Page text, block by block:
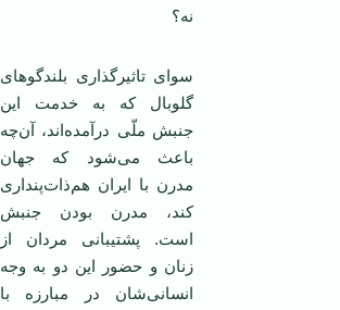
نه؟
سوای تاثیرگذاری بلندگوهای
گلوبال که به خدمت این
جنبش ملّی درآمده‌اند، آن‌چه
باعث می‌شود که جهان
مدرن با ایران هم‌ذات‌پنداری
کند، مدرن بودن جنبش
است. پشتیبانی مردان از
زنان و حضور این دو به وجه
انسانی‌شان در مبارزه با